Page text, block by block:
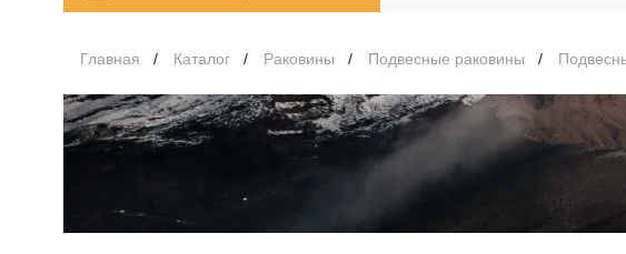
Главная Каталог Раковины Подвесные раковины